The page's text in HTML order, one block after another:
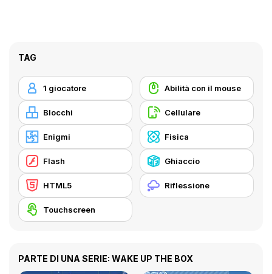
TAG
1 giocatore Abilità con il mouse
Blocchi Cellulare
Enigmi Fisica
Flash Ghiaccio
HTML5 Riflessione
Touchscreen
PARTE DI UNA SERIE: WAKE UP THE BOX